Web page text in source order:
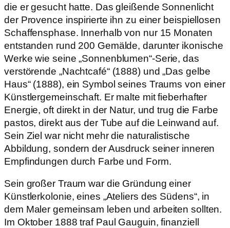
die er gesucht hatte. Das gleißende Sonnenlicht
der Provence inspirierte ihn zu einer beispiellosen
Schaffensphase. Innerhalb von nur 15 Monaten
entstanden rund 200 Gemälde, darunter ikonische
Werke wie seine „Sonnenblumen“-Serie, das
verstörende „Nachtcafé“ (1888) und „Das gelbe
Haus“ (1888), ein Symbol seines Traums von einer
Künstlergemeinschaft. Er malte mit fieberhafter
Energie, oft direkt in der Natur, und trug die Farbe
pastos, direkt aus der Tube auf die Leinwand auf.
Sein Ziel war nicht mehr die naturalistische
Abbildung, sondern der Ausdruck seiner inneren
Empfindungen durch Farbe und Form.
Sein großer Traum war die Gründung einer
Künstlerkolonie, eines „Ateliers des Südens“, in
dem Maler gemeinsam leben und arbeiten sollten.
Im Oktober 1888 traf Paul Gauguin, finanziell